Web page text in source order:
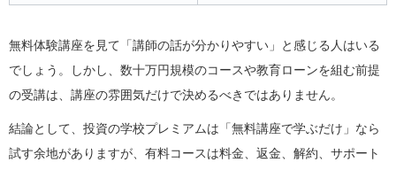
無料体験講座を見て「講師の話が分かりやすい」と感じる人はいる
でしょう。しかし、数十万円規模のコースや教育ローンを組む前提
の受講は、講座の雰囲気だけで決めるべきではありません。
結論として、投資の学校プレミアムは「無料講座で学ぶだけ」なら
試す余地がありますが、有料コースは料金、返金、解約、サポート